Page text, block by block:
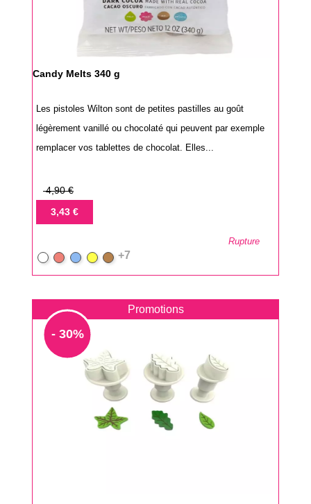
Candy Melts 340 g
Les pistoles Wilton sont de petites pastilles au goût
légèrement vanillé ou chocolaté qui peuvent par exemple
remplacer vos tablettes de chocolat. Elles...
Prix
base
4,90 €
Prix3,43 €
BlancRouge
BleuJauneMarron
+7
Rupture
Promotions
- 30%